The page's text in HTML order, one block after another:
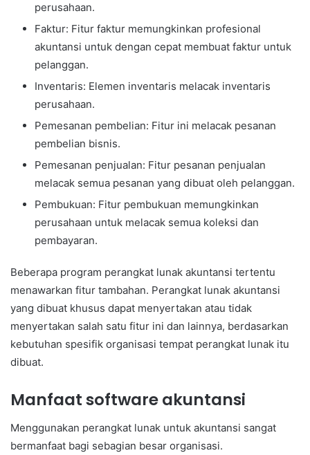
perusahaan.
Faktur: Fitur faktur memungkinkan profesional
akuntansi untuk dengan cepat membuat faktur untuk
pelanggan.
Inventaris: Elemen inventaris melacak inventaris
perusahaan.
Pemesanan pembelian: Fitur ini melacak pesanan
pembelian bisnis.
Pemesanan penjualan: Fitur pesanan penjualan
melacak semua pesanan yang dibuat oleh pelanggan.
Pembukuan: Fitur pembukuan memungkinkan
perusahaan untuk melacak semua koleksi dan
pembayaran.
Beberapa program perangkat lunak akuntansi tertentu
menawarkan fitur tambahan. Perangkat lunak akuntansi
yang dibuat khusus dapat menyertakan atau tidak
menyertakan salah satu fitur ini dan lainnya, berdasarkan
kebutuhan spesifik organisasi tempat perangkat lunak itu
dibuat.
Manfaat software akuntansi
Menggunakan perangkat lunak untuk akuntansi sangat
bermanfaat bagi sebagian besar organisasi.